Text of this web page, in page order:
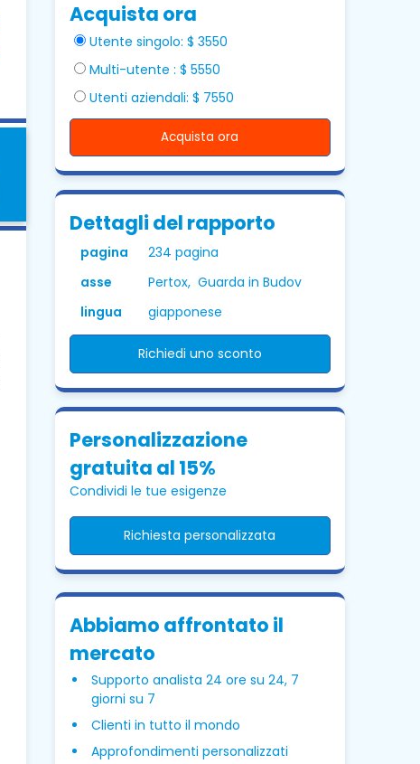
Acquista ora
Utente singolo: $ 3550
Multi-utente : $ 5550
Utenti aziendali: $ 7550
Acquista ora
Dettagli del rapporto
pagina
234 pagina
asse
Pertox, Guarda in Budov
lingua
giapponese
Richiedi uno sconto
Personalizzazione
gratuita al 15%
Condividi le tue esigenze
Richiesta personalizzata
Abbiamo affrontato il
mercato
Supporto analista 24 ore su 24, 7
giorni su 7
Clienti in tutto il mondo
Approfondimenti personalizzati